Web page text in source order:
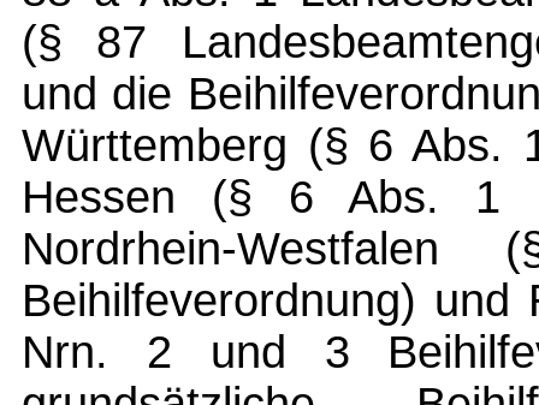
(§ 87
und die
Württemberg (§ 6 Abs.
Hessen (§ 6 Abs. 1
Nordrhein-
Beihilfeverordnung)
Nrn. 2 und 3